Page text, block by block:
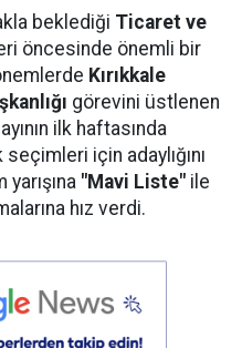
beklediği Ticaret ve
öncesinde önemli bir
Kırıkkale
görevini üstlenen
ilk haftasında
için adaylığını
yarışına "Mavi Liste" ile
hız verdi.